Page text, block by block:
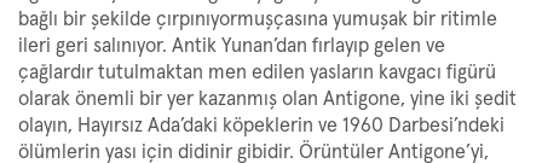
bağlı bir şekilde çırpınıyormuşçasına yumuşak bir ritimle
ileri geri salınıyor. Antik Yunan’dan fırlayıp gelen ve
çağlardır tutulmaktan men edilen yasların kavgacı figürü
olarak önemli bir yer kazanmış olan Antigone, yine iki şedit
olayın, Hayırsız Ada’daki köpeklerin ve 1960 Darbesi’ndeki
ölümlerin yası için didinir gibidir. Örüntüler Antigone’yi,